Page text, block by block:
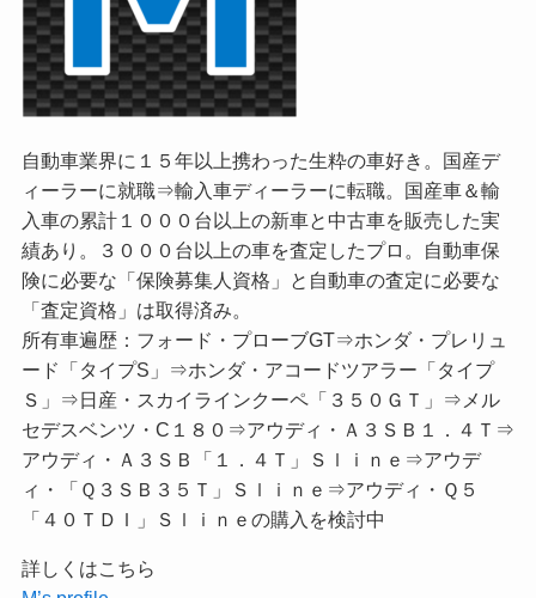
自動車業界に１５年以上携わった生粋の車好き。国産デ
ィーラーに就職⇒輸入車ディーラーに転職。国産車＆輸
入車の累計１０００台以上の新車と中古車を販売した実
績あり。３０００台以上の車を査定したプロ。自動車保
険に必要な「保険募集人資格」と自動車の査定に必要な
「査定資格」は取得済み。
所有車遍歴：フォード・プローブGT⇒ホンダ・プレリュ
ード「タイプS」⇒ホンダ・アコードツアラー「タイプ
Ｓ」⇒日産・スカイラインクーペ「３５０ＧＴ」⇒メル
セデスベンツ・C１８０⇒アウディ・Ａ３ＳＢ１．４Ｔ⇒
アウディ・Ａ３ＳＢ「１．４Ｔ」Ｓｌｉｎｅ⇒アウデ
ィ・「Ｑ３ＳＢ３５Ｔ」Ｓｌｉｎｅ⇒アウディ・Ｑ５
「４０ＴＤＩ」Ｓｌｉｎｅの購入を検討中
詳しくはこちら